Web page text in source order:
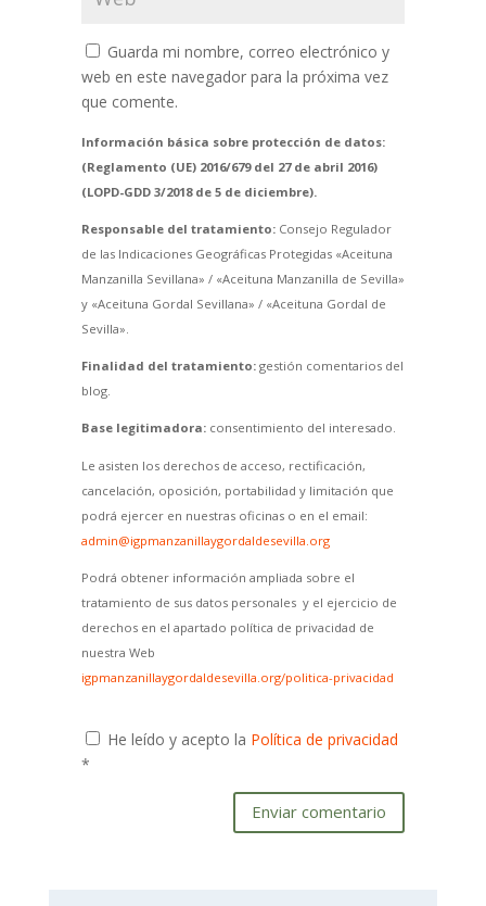
Guarda mi nombre, correo electrónico y
web en este navegador para la próxima vez
que comente.
Información básica sobre protección de datos:
(Reglamento (UE) 2016/679 del 27 de abril 2016)
(LOPD-GDD 3/2018 de 5 de diciembre).
Responsable del tratamiento:Consejo Regulador
de las Indicaciones Geográficas Protegidas «Aceituna
Manzanilla Sevillana» / «Aceituna Manzanilla de Sevilla»
y «Aceituna Gordal Sevillana» / «Aceituna Gordal de
Sevilla».
Finalidad del tratamiento:gestión comentarios del
blog.
Base legitimadora:consentimiento del interesado.
Le asisten los derechos de acceso, rectificación,
cancelación, oposición, portabilidad y limitación que
podrá ejercer en nuestras oficinas o en el email:
admin@igpmanzanillaygordaldesevilla.org
Podrá obtener información ampliada sobre el
tratamiento de sus datos personales y el ejercicio de
derechos en el apartado política de privacidad de
nuestra Web
igpmanzanillaygordaldesevilla.org/politica-privacidad
He leído y acepto la Política de privacidad
*
Enviar comentario